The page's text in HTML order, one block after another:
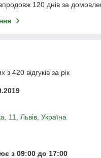
120 днів за
з 420 відгуків за рік
11, Львів, Україна
з 09:00 до 17:00